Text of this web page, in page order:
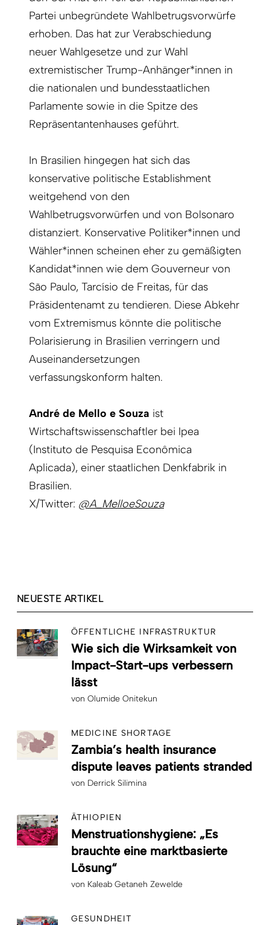
Partei unbegründete Wahlbetrugsvorwürfe
erhoben. Das hat zur Verabschiedung
neuer Wahlgesetze und zur Wahl
extremistischer Trump-Anhänger*innen in
die nationalen und bundesstaatlichen
Parlamente sowie in die Spitze des
Repräsentantenhauses geführt.
In Brasilien hingegen hat sich das
konservative politische Establishment
weitgehend von den
Wahlbetrugsvorwürfen und von Bolsonaro
distanziert. Konservative Politiker*innen und
Wähler*innen scheinen eher zu gemäßigten
Kandidat*innen wie dem Gouverneur von
São Paulo, Tarcísio de Freitas, für das
Präsidentenamt zu tendieren. Diese Abkehr
vom Extremismus könnte die politische
Polarisierung in Brasilien verringern und
Auseinandersetzungen
verfassungskonform halten.
André de Mello e Souza ist
Wirtschaftswissenschaftler bei Ipea
(Instituto de Pesquisa Econômica
Aplicada), einer staatlichen Denkfabrik in
Brasilien.
X/Twitter: @A_MelloeSouza
NEUESTE ARTIKEL
ÖFFENTLICHE INFRASTRUKTUR
Wie sich die Wirksamkeit von
Impact-Start-ups verbessern
lässt
von Olumide Onitekun
MEDICINE SHORTAGE
Zambia’s health insurance
dispute leaves patients stranded
von Derrick Silimina
ÄTHIOPIEN
Menstruationshygiene: „Es
brauchte eine marktbasierte
Lösung“
von Kaleab Getaneh Zewelde
GESUNDHEIT